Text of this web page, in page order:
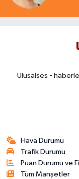
Ulusalses -
Hava Durumu
Trafik Durumu
Puan Durumu ve
Tüm Manşetler